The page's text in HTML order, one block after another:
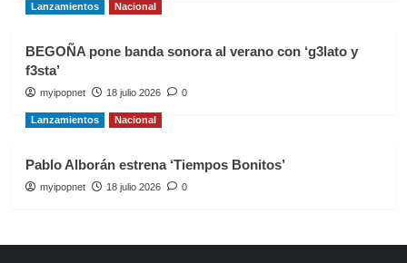
Lanzamientos Nacional
BEGOÑA pone banda sonora al verano con ‘g3lato y
f3sta’
myipopnet 18 julio 2026 0
Lanzamientos Nacional
Pablo Alborán estrena ‘Tiempos Bonitos’
myipopnet 18 julio 2026 0